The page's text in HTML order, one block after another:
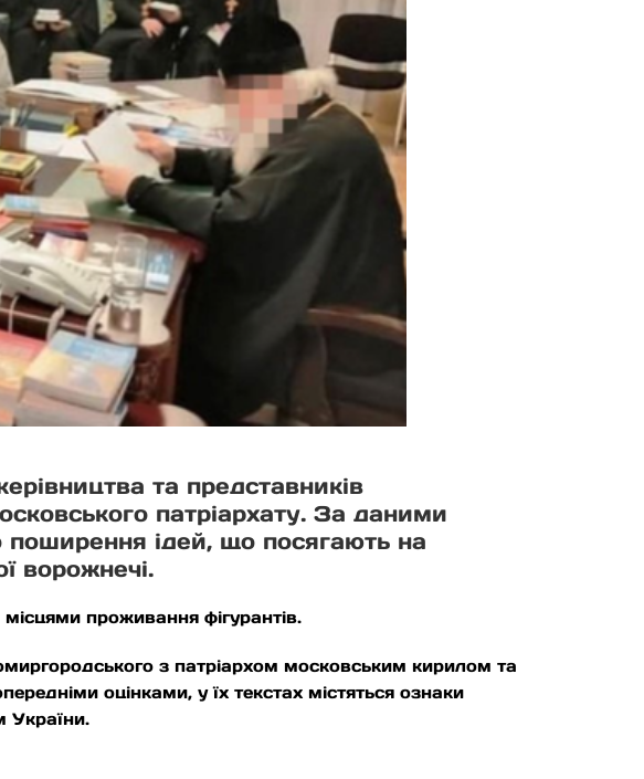
та представників
патріархату. За даними
поширення ідей, що посягають на
ворожнечі.
проживання фігурантів.
з патріархом московським кирилом та
оцінками, у їх текстах містяться ознаки
України.